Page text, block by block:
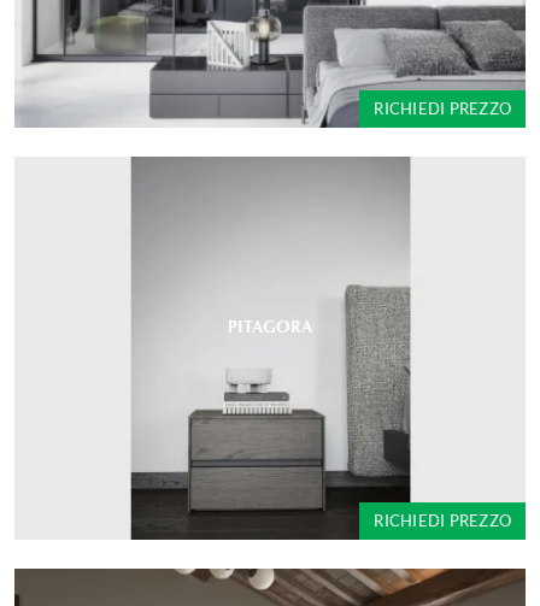
RICHIEDI PREZZO
PITAGORA
RICHIEDI PREZZO